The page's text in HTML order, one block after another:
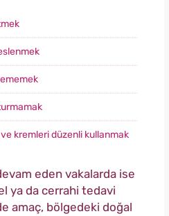
kremleri düzenli kullanmak
eden vakalarda ise
ya da cerrahi tedavi
amaç, bölgedeki doğal